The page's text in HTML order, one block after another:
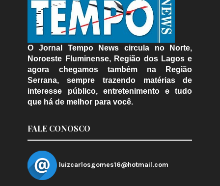
O Jornal Tempo News circula no Norte,
Noroeste Fluminense, Região dos Lagos e
agora chegamos também na Região
Serrana, sempre trazendo matérias de
interesse público, entretenimento e tudo
que há de melhor para você.
FALE CONOSCO
luizcarlosgomes16@hotmail.com